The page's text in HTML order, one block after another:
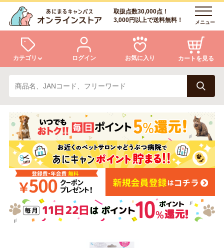
取扱点数30,000点！
3,000円以上で送料無料！
メニュー
カテゴリ
犬 猫
小動物・鳥 アクア・爬虫類・昆虫
ドッグフード キャットフード
美容・ケア用品 服・おさんぽ用品
ログイン お気に入り カートを見る
ログイン
会員登録
あにまるキャンパスについて
アフターサービス
商品リクエスト